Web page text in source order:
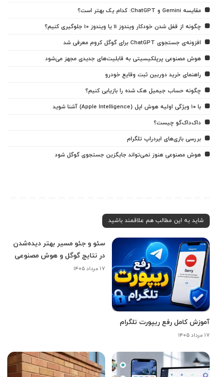
مقایسه Gemini و ChatGPT: کدام یک بهتر است؟
چگونه از قفل شدن خودکار ویندوز 11 یا ویندوز 10 جلوگیری کنیم؟
افزونه‌ی جستجوی ChatGPT برای گوگل کروم معرفی شد
هوش مصنوعی پرپلکیسیتی به قابلیت‌های جدیدی مجهز می‌شود
راهنمای خرید دوربین ثبت وقایع خودرو
چگونه حساب جیمیل هک شده را بازیابی کنیم؟
با ۱۰ ویژگی اولیه هوش اپل (Apple Intelligence) آشنا شوید
داک‌داک‌گو چیست؟
بررسی بازی‌های ایردراپ تلگرام
هوش مصنوعی هنوز نمی‌تواند جایگزین جستجوی گوگل شود
شاید به این مطالب هم علاقمند باشید
آموزش کامل رفع ریپورت تلگرام
۱۷ مرداد ۱۴۰۵
سئو و جئو مسیر بهتر دیده‌شدن
در نتایج گوگل و هوش مصنوعی
۱۷ مرداد ۱۴۰۵